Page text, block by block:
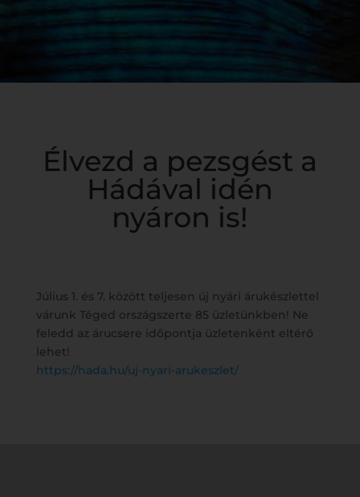
Élvezd a pezsgést a
Hádával idén
nyáron is!
Július 1. és 7. között teljesen új nyári árukészlettel
várunk Téged országszerte 85 üzletünkben! Ne
feledd az árucsere időpontja üzletenként eltérő
lehet!
https://hada.hu/uj-nyari-arukeszlet/